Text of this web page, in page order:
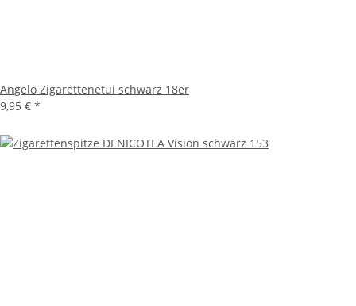
Angelo Zigarettenetui schwarz 18er
9,95 € *